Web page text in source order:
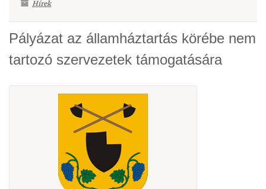
Hírek
Pályázat az államháztartás körébe nem
tartozó szervezetek támogatására